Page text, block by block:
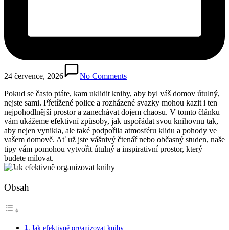
24 července, 2026
No Comments
Pokud se často ptáte, kam uklidit knihy, aby byl váš domov útulný,
nejste sami. Přetížené police a rozházené svazky mohou kazit i ten
nejpohodlnější prostor a zanechávat dojem chaosu. V tomto článku
vám ukážeme efektivní způsoby, jak uspořádat svou knihovnu tak,
aby nejen vynikla, ale také podpořila atmosféru klidu a pohody ve
vašem domově. Ať už jste vášnivý čtenář nebo občasný studen, naše
tipy vám pomohou vytvořit útulný a inspirativní prostor, který
budete milovat.
Obsah
Jak efektivně organizovat knihy